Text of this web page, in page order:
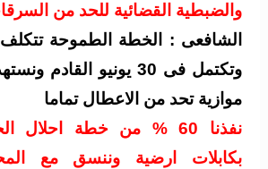
والضبطية القضائية للحد من
وتكتمل فى 30 يونيو
موازية تحد من الاعطال تماما
نفذنا 60 % من خطة احلال
بكابلات ارضية وننسق مع